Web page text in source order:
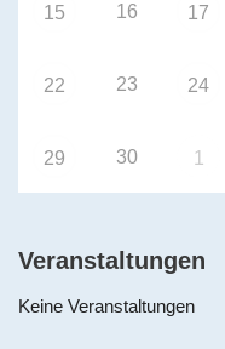
15 16 17
22 23 24
29 30 1
Veranstaltungen
Keine Veranstaltungen